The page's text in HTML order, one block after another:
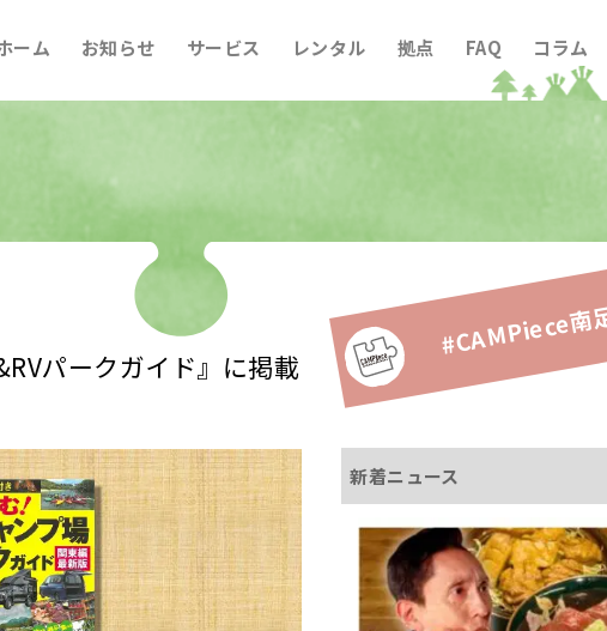
ーム お知らせ サービス レンタル 拠点 FAQ コラム
#CAMPiece南
パークガイド』に掲載
新着ニュース